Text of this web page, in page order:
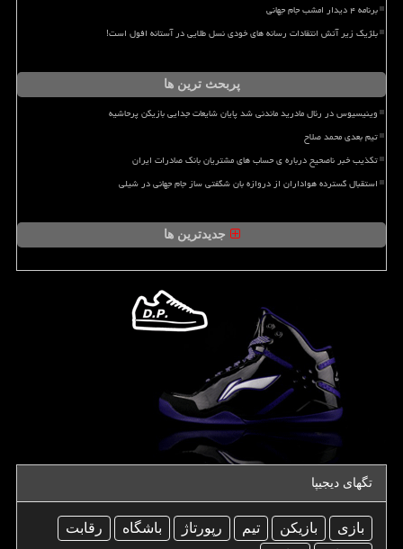
برنامه ۴ دیدار امشب جام جهانی
بلژیک زیر آتش انتقادات رسانه های خودی نسل طلایی در آستانه افول است!
پربحث ترین ها
وینیسیوس در رئال مادرید ماندنی شد پایان شایعات جدایی بازیکن پرحاشیه
تیم بعدی محمد صلاح
تکذیب خبر ناصحیح درباره ی حساب های مشتریان بانک صادرات ایران
استقبال گسترده هواداران از دروازه بان شگفتی ساز جام جهانی در شیلی
جدیدترین ها
تگهای دیجیپا
بازی بازیكن تیم رپورتاژ باشگاه
رقابت